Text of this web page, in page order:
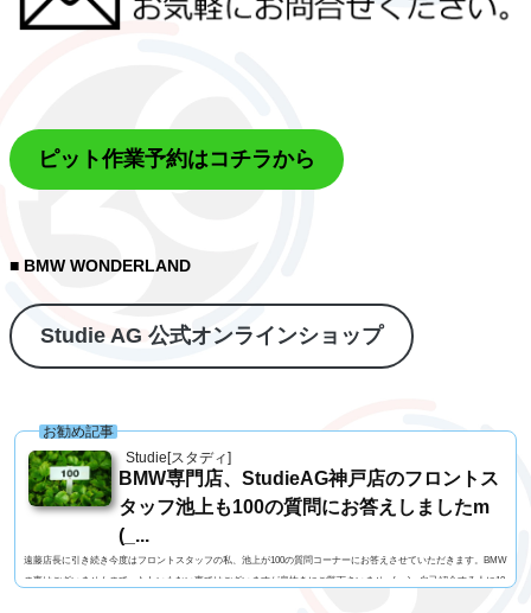
ピット作業予約はコチラから
■ BMW WONDERLAND
Studie AG 公式オンラインショップ
Studie[スタディ]
お勧め記事
BMW専門店、StudieAG神戸店のフロントス
タッフ池上も100の質問にお答えしましたm
(_...
遠藤店長に引き続き今度はフロントスタッフの私、池上が100の質問コーナーにお答えさせていただきます。BMW
の事はございませんので、たわいもない事ではございますが息抜きにご覧下さいませm(_ _)m自己紹介する人に10